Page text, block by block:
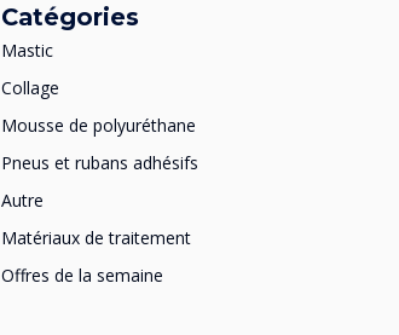
Catégories
Mastic
Collage
Mousse de polyuréthane
Pneus et rubans adhésifs
Autre
Matériaux de traitement
Offres de la semaine